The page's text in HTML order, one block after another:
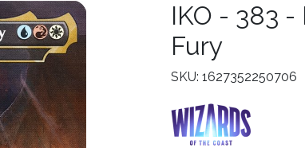
IKO - 383
Fury
SKU: 1627352250706